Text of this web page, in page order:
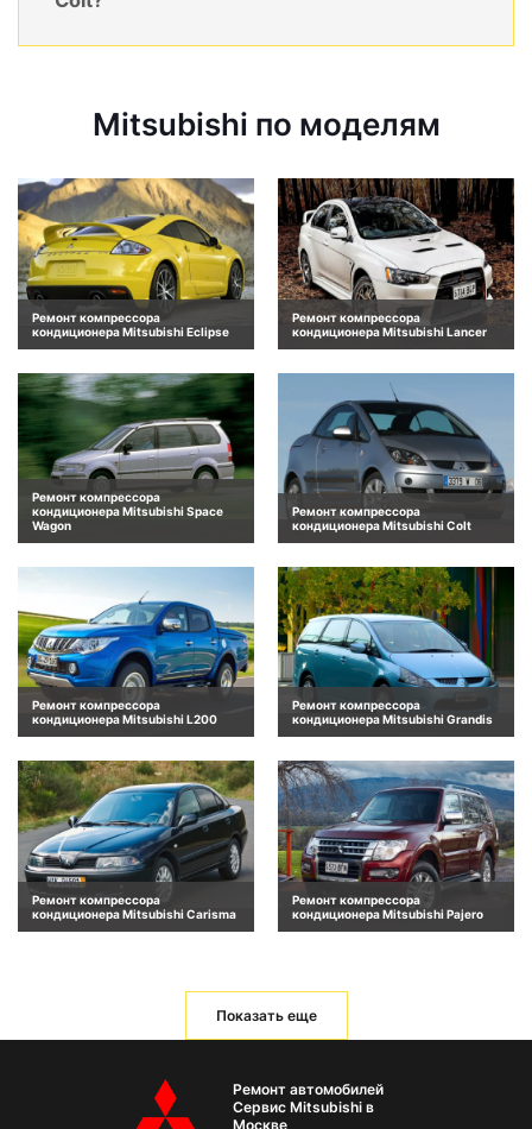
Mitsubishi по моделям
Ремонт компрессора
кондиционера Mitsubishi Eclipse
Ремонт компрессора
кондиционера Mitsubishi Lancer
Ремонт компрессора
кондиционера Mitsubishi Space
Wagon
Ремонт компрессора
кондиционера Mitsubishi Colt
Ремонт компрессора
кондиционера Mitsubishi L200
Ремонт компрессора
кондиционера Mitsubishi Grandis
Ремонт компрессора
кондиционера Mitsubishi Carisma
Ремонт компрессора
кондиционера Mitsubishi Pajero
Показать еще
Ремонт автомобилей
Сервис Mitsubishi в
Москве